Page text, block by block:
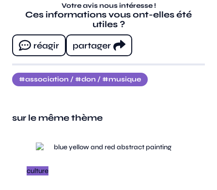
Votre avis nous intéresse !
Ces informations vous ont-elles été
utiles ?
réagir
partager
association / don / musique
sur le même thème
culture